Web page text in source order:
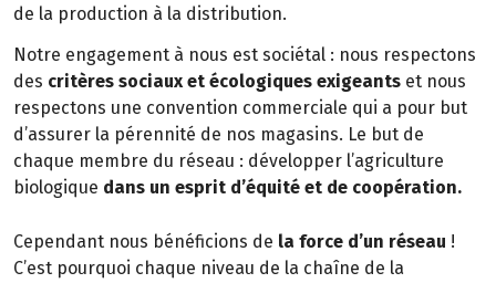
de la production à la distribution.
Notre engagement à nous est sociétal : nous respectons
des critères sociaux et écologiques exigeants et nous
respectons une convention commerciale qui a pour but
d’assurer la pérennité de nos magasins. Le but de
chaque membre du réseau : développer l’agriculture
biologique dans un esprit d’équité et de coopération.
Cependant nous bénéficions de la force d’un réseau !
C’est pourquoi chaque niveau de la chaîne de la